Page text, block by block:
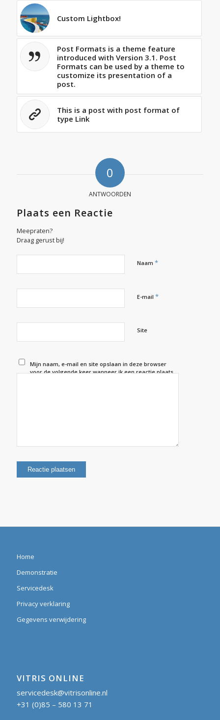
Custom Lightbox!
Post Formats is a theme feature
introduced with Version 3.1. Post
Formats can be used by a theme to
customize its presentation of a
post.
This is a post with post format of
type Link
0
ANTWOORDEN
Plaats een Reactie
Meepraten?
Draag gerust bij!
Naam *
E-mail *
Site
Mijn naam, e-mail en site opslaan in deze browser
voor de volgende keer wanneer ik een reactie plaats.
Home
Demonstratie
Servicedesk
Privacy verklaring
Gegevens verwijdering
VITRIS ONLINE
servicedesk@vitrisonline.nl
+31 (0)85 – 580 13 71